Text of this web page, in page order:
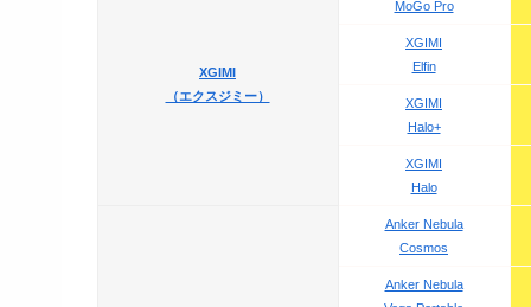
XGIMI
（エクスジミー）
MoGo Pro
XGIMI
Elfin
XGIMI
Halo+
XGIMI
Halo
Anker Nebula
Cosmos
Anker Nebula